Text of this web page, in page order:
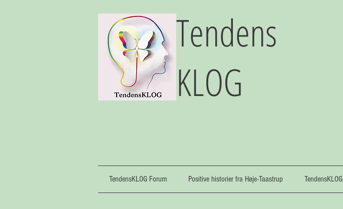
Tendens
KLOG
TendensKLOG Forum Positive historier fra Høje-Taastrup TendensKLOG